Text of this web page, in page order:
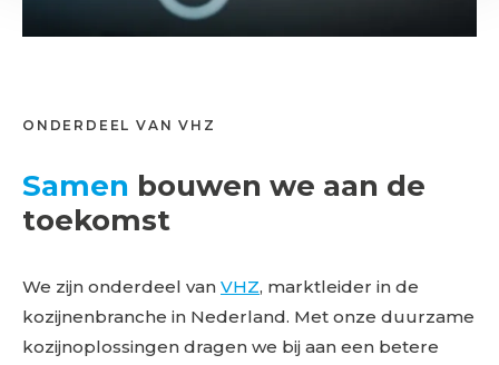
ONDERDEEL VAN VHZ
Samen bouwen we aan de
toekomst
We zijn onderdeel van VHZ, marktleider in de
kozijnenbranche in Nederland. Met onze duurzame
kozijnoplossingen dragen we bij aan een betere